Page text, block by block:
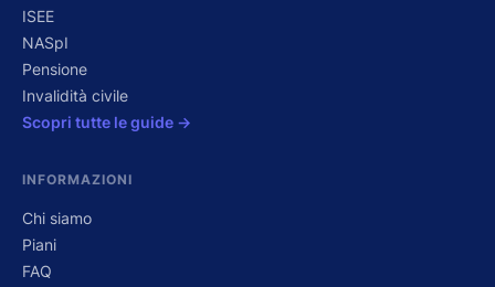
ISEE
NASpI
Pensione
Invalidità civile
Scopri tutte le guide →
INFORMAZIONI
Chi siamo
Piani
FAQ